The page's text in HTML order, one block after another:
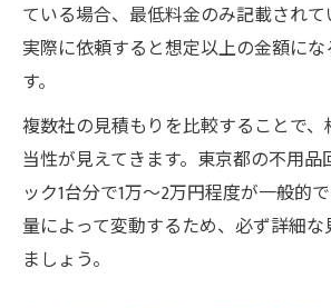
ている場合、最低料金のみ記載されて
実際に依頼すると想定以上の金額に
す。
複数社の見積もりを比較することで
当性が見えてきます。東京都の不用品
ック1台分で1万〜2万円程度が一般的
量によって変動するため、必ず詳細
ましょう。